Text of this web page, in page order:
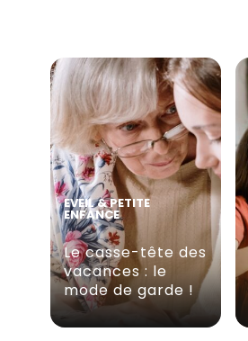
EVEIL & PETITE
ENFANCE
Le casse-tête des
vacances : le
mode de garde !